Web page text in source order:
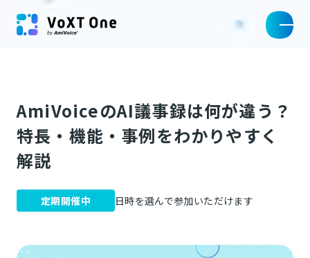
AmiVoiceのAI議事録は何が違う？
特長・機能・事例をわかりやすく
解説
定期開催中 日時を選んで参加いただけます